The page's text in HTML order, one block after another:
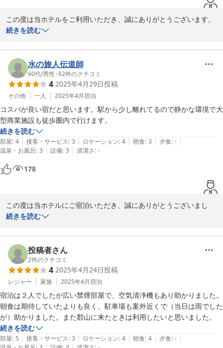
この度は当ホテルをご利用いただき、誠にありがとうございます。
しく存じます。
なお、朝食につきましては、物価高騰に伴い2026年4月1日よりサ
ービス内容を変更し、目玉焼きや味噌汁の提供を終了いたしまし
た。何卒ご理解いただけますと幸いです。
今後もサービスの向上に努めてまいりますので、お客様のまたのお
セントラルホテル＜福島県＞
続きを読む
水の旅人伝道師
60代/男性 |62件のクチコミ
4 2025年4月29日投稿
その他 一人 2025年4月宿泊
コスパが良い宿だと思います。駅から少し離れてるので静かな環境で大
型商業施設も徒歩圏内で行けます。
続きを読む
部屋: 4 | 接客・サービス: 3 | ロケーション: 4 | 朝食: 3 | 夕食: - |
温泉・お風呂: 3 | 設備: 3 | 清潔さ: -
178
この度は当ホテルにご宿泊いただき、誠にありがとうございまし
た。また、温かいクチコミをお寄せいただき重ねて御礼申し上げま
コストパフォーマンスや静かな環境、そして周辺施設へのアクセス
の良さにご満足いただけたようで、大変嬉しく存じます。
今後も皆様に快適にお過ごしいただけるよう、サービスの向上に努
めてまいります。またのお越しをスタッフ一同、心よりお待ちして
セントラルホテル＜福島県＞
2026-05-25
続きを読む
投稿者さん
2件のクチコミ
4 2025年4月24日投稿
レジャー 家族 2025年4月宿泊
宿泊は２人でしたが広い禁煙部屋で、空気清浄機もあり助かりました。
朝食は期待していたよりも良く、駐車場も案外近くで（当日は雨でした
が）助かりました。また郡山に来たときは利用したいと思いました。
続きを読む
部屋: 5 | 接客・サービス: 3 | ロケーション: 4 | 朝食: 4 | 夕食: - |